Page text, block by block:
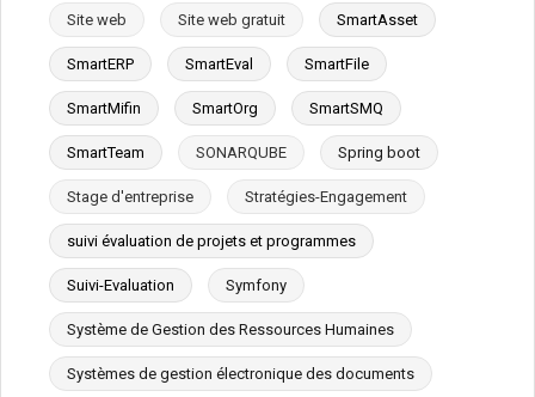
Site web Site web gratuit SmartAsset
SmartERP SmartEval SmartFile
SmartMifin SmartOrg SmartSMQ
SmartTeam SONARQUBE Spring boot
Stage d'entreprise Stratégies-Engagement
suivi évaluation de projets et programmes
Suivi-Evaluation Symfony
Système de Gestion des Ressources Humaines
Systèmes de gestion électronique des documents